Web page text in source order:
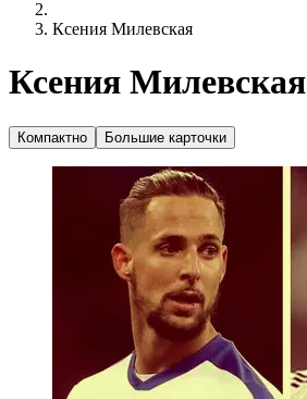
Ксения Милевская
Ксения Милевская
Компактно Большие карточки